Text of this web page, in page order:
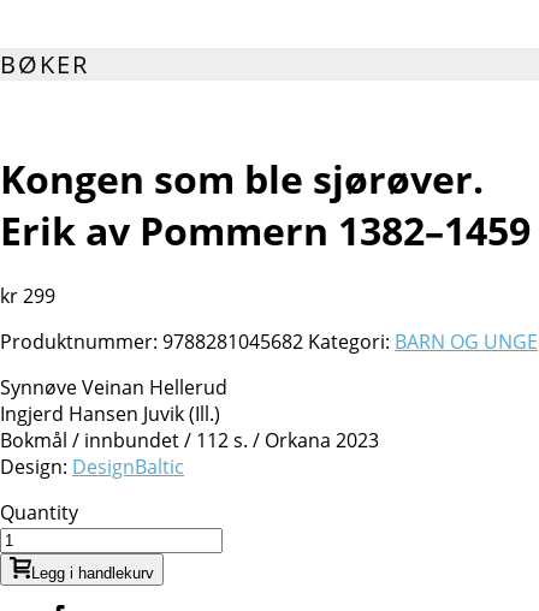
BØKER
Kongen som ble sjørøver.
Erik av Pommern 1382–1459
kr299
Produktnummer: 9788281045682 Kategori: BARN OG UNGE
Synnøve Veinan Hellerud
Ingjerd Hansen Juvik (Ill.)
Bokmål / innbundet / 112 s. / Orkana 2023
Design: DesignBaltic
Quantity
Legg i handlekurv